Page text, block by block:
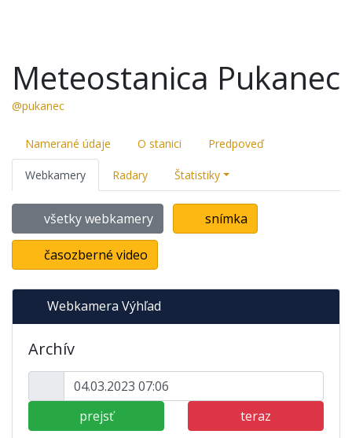
Meteostanica Pukanec
@pukanec
Namerané údaje O stanici Predpoveď
Webkamery Radary Štatistiky
všetky webkamery snímka
časozberné video
Webkamera Výhľad
Archív
prejsť teraz